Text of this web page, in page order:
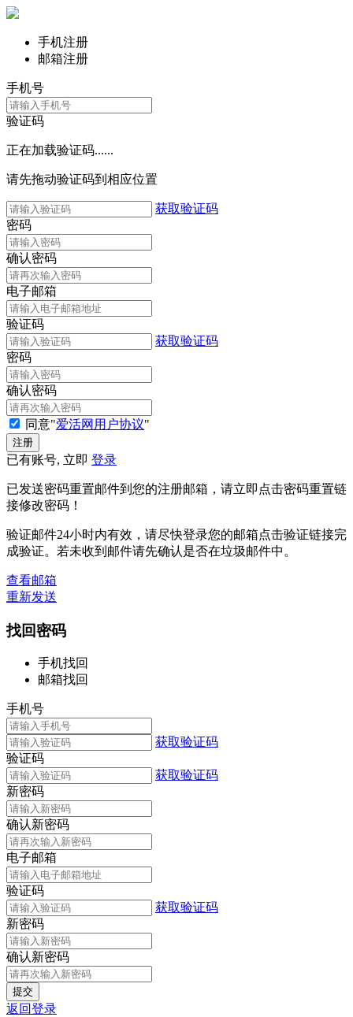
手机注册
邮箱注册
手机号
验证码
正在加载验证码......
请先拖动验证码到相应位置
获取验证码
密码
确认密码
电子邮箱
验证码
获取验证码
密码
确认密码
同意"爱活网用户协议"
已有账号, 立即 登录
已发送密码重置邮件到您的注册邮箱，请立即点击密码重置链
接修改密码！
验证邮件24小时内有效，请尽快登录您的邮箱点击验证链接完
成验证。若未收到邮件请先确认是否在垃圾邮件中。
查看邮箱
重新发送
找回密码
手机找回
邮箱找回
手机号
获取验证码
验证码
获取验证码
新密码
确认新密码
电子邮箱
验证码
获取验证码
新密码
确认新密码
返回登录